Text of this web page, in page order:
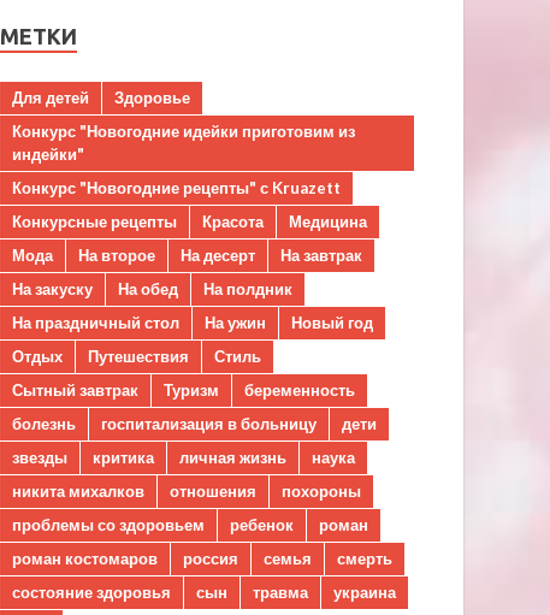
МЕТКИ
Для детей
Здоровье
Конкурс "Новогодние идейки приготовим из
индейки"
Конкурс "Новогодние рецепты" с Kruazett
Конкурсные рецепты
Красота
Медицина
Мода
На второе На десерт
На завтрак
На закуску
На обед
На полдник
На праздничный стол
На ужин
Новый год
Отдых
Путешествия
Стиль
Сытный завтрак
Туризм
беременность
болезнь
госпитализация в больницу
дети
звезды
критика личная жизнь
наука
никита михалков
отношения
похороны
проблемы со здоровьем
ребенок
роман
роман костомаров
россия семья
смерть
состояние здоровья
сын травма украина